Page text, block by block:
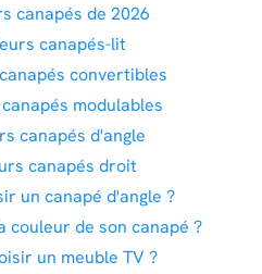
canapés de 2026
canapés-lit
convertibles
modulables
canapés d'angle
canapés droit
un canapé d'angle ?
couleur de son canapé ?
un meuble TV ?